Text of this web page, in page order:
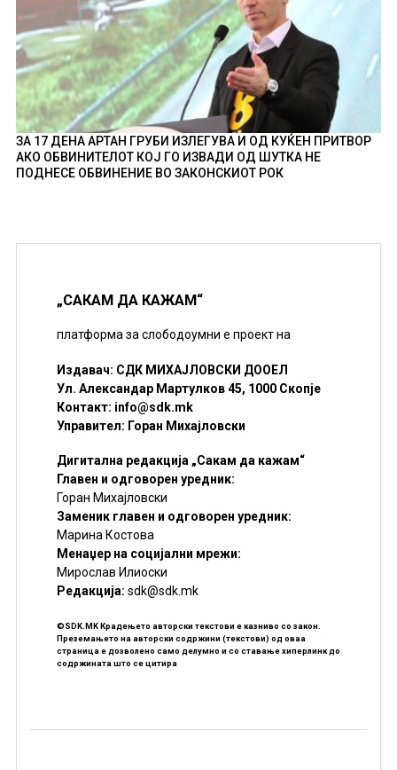
ЗА 17 ДЕНА АРТАН ГРУБИ ИЗЛЕГУВА И ОД КУЌЕН ПРИТВОР
АКО ОБВИНИТЕЛОТ КОЈ ГО ИЗВАДИ ОД ШУТКА НЕ
ПОДНЕСЕ ОБВИНЕНИЕ ВО ЗАКОНСКИОТ РОК
„САКАМ ДА КАЖАМ“
платформа за слободоумни е проект на
Издавач: СДК МИХАЈЛОВСКИ ДООЕЛ
Ул. Александар Мартулков 45, 1000 Скопје
Контакт: info@sdk.mk
Управител: Горан Михајловски
Дигитална редакција „Сакам да кажам“
Главен и одговорен уредник:
Горан Михајловски
Заменик главен и одговорен уредник:
Марина Костова
Менаџер на социјални мрежи:
Мирослав Илиоски
Редакцијa: sdk@sdk.mk
©SDK.MK Крадењето авторски текстови е казниво со закон.
Преземањето на авторски содржини (текстови) од оваа
страница е дозволено само делумно и со ставање хиперлинк до
содржината што се цитира